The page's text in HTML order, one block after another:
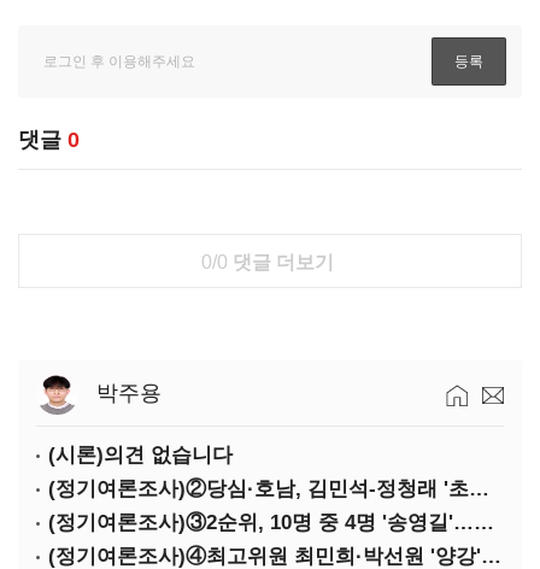
댓글 0
0/0 댓글 더보기
박주용
(시론)의견 없습니다
(정기여론조사)②당심·호남, 김민석-정청래 '초접전'
(정기여론조사)③2순위, 10명 중 4명 '송영길'…정청래 '한 자릿수'
(정기여론조사)④최고위원 최민희·박선원 '양강'…서미화·이성윤·임미애 뒤이어